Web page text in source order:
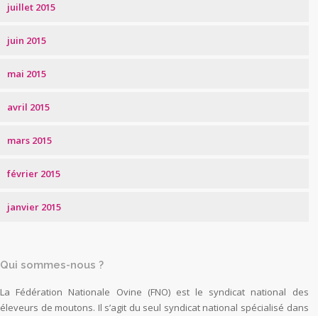
juillet 2015
juin 2015
mai 2015
avril 2015
mars 2015
février 2015
janvier 2015
Qui sommes-nous ?
La Fédération Nationale Ovine (FNO) est le syndicat national des
éleveurs de moutons. Il s’agit du seul syndicat national spécialisé dans